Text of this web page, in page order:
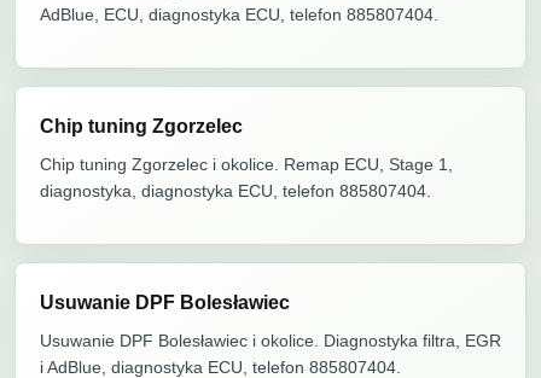
AdBlue, ECU, diagnostyka ECU, telefon 885807404.
Chip tuning Zgorzelec
Chip tuning Zgorzelec i okolice. Remap ECU, Stage 1,
diagnostyka, diagnostyka ECU, telefon 885807404.
Usuwanie DPF Bolesławiec
Usuwanie DPF Bolesławiec i okolice. Diagnostyka filtra, EGR
i AdBlue, diagnostyka ECU, telefon 885807404.